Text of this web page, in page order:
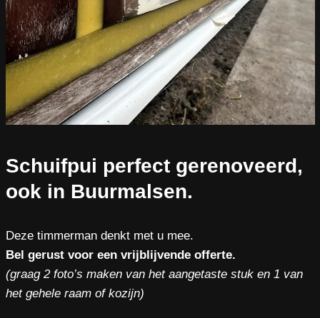
Schuifpui perfect gerenoveerd,
ook in Buurmalsen.
Deze timmerman denkt met u mee.
Bel gerust voor een vrijblijvende offerte.
(graag 2 foto’s maken van het aangetaste stuk en 1 van
het gehele raam of kozijn)